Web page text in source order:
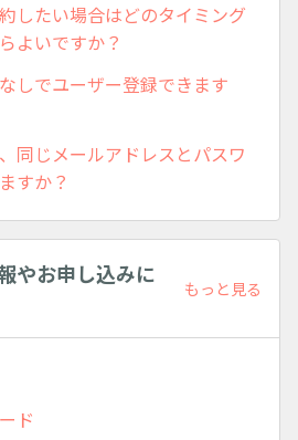
したい場合はどのタイミング
よいですか？
しでユーザー登録できます
同じメールアドレスとパスワ
すか？
やお申し込みに
もっと見る
ド